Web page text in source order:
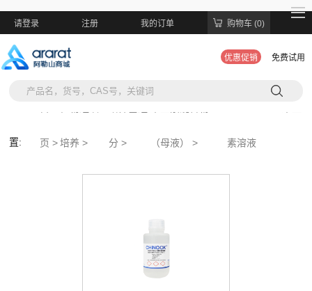
请登录 注册 我的订单 购物车 (0)
优惠促销 免费试用
置: 页 >培养 > 分 > （母液） > 素溶液